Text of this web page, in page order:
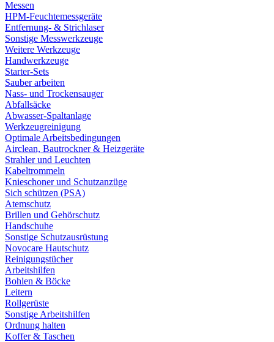
Messen
HPM-Feuchtemessgeräte
Entfernung- & Strichlaser
Sonstige Messwerkzeuge
Weitere Werkzeuge
Handwerkzeuge
Starter-Sets
Sauber arbeiten
Nass- und Trockensauger
Abfallsäcke
Abwasser-Spaltanlage
Werkzeugreinigung
Optimale Arbeitsbedingungen
Airclean, Bautrockner & Heizgeräte
Strahler und Leuchten
Kabeltrommeln
Knieschoner und Schutzanzüge
Sich schützen (PSA)
Atemschutz
Brillen und Gehörschutz
Handschuhe
Sonstige Schutzausrüstung
Novocare Hautschutz
Reinigungstücher
Arbeitshilfen
Bohlen & Böcke
Leitern
Rollgerüste
Sonstige Arbeitshilfen
Ordnung halten
Koffer & Taschen